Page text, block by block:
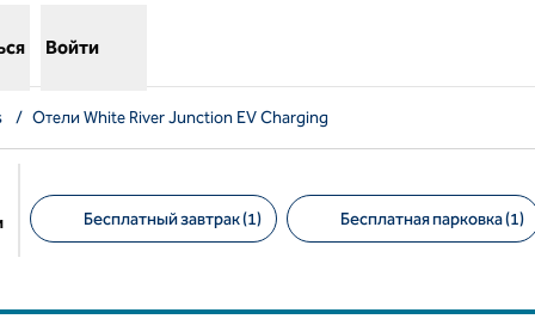
Войти
/ Отели White River Junction EV Charging
Бесплатный завтрак (1) Бесплатная парковка (1)